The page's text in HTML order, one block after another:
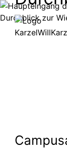
Rückwärts